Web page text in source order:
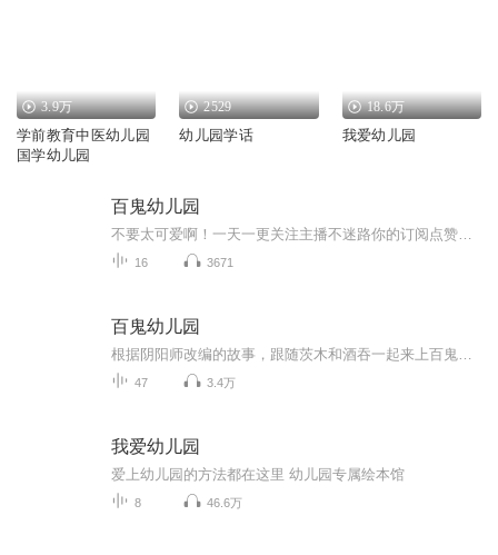
3.9万
学前教育中医幼儿园
国学幼儿园
2529
幼儿园学话
18.6万
我爱幼儿园
百鬼幼儿园
16 3671
百鬼幼儿园
47 3.4万
我爱幼儿园
爱上幼儿园的方法都在这里 幼儿园专属绘本馆
8 46.6万